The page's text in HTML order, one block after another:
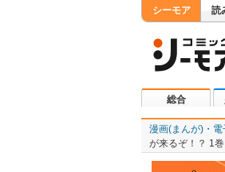
シーモア 読
総合
漫画(まんが)・
が来るぞ！？ 1巻